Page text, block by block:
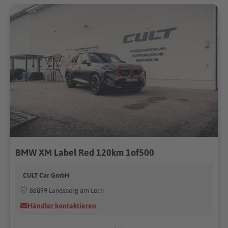
BMW XM Label Red 120km 1of500
CULT Car GmbH
86899 Landsberg am Lech
Händler kontaktieren